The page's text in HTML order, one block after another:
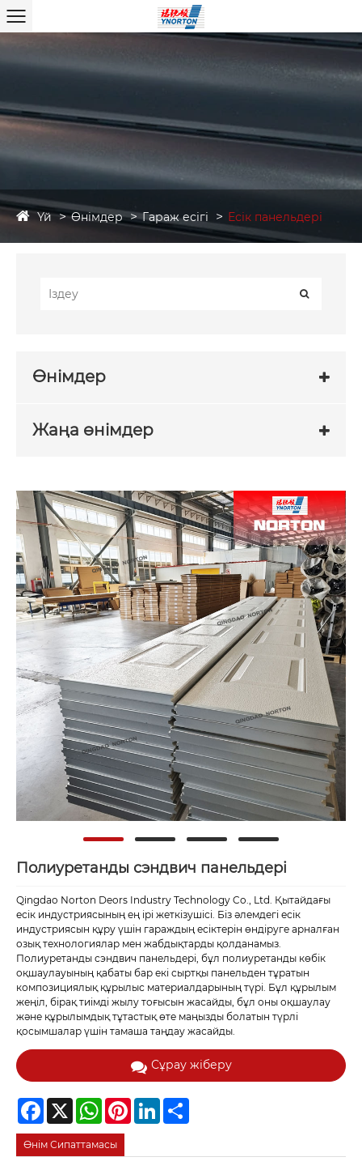
Үй Өнімдер Гараж есігі Есік панельдері
Өнімдер
Жаңа өнімдер
Полиуретанды сэндвич панельдері
Qingdao Norton Deors Industry Technology Co., Ltd. Қытайдағы
есік индустриясының ең ірі жеткізушісі. Біз әлемдегі есік
индустриясын құру үшін гараждың есіктерін өндіруге арналған
озық технологиялар мен жабдықтарды қолданамыз.
Полиуретанды сэндвич панельдері, бұл полиуретанды көбік
оқшаулауының қабаты бар екі сыртқы панельден тұратын
композициялық құрылыс материалдарының түрі. Бұл құрылым
жеңіл, бірақ тиімді жылу тоғысын жасайды, бұл оны оқшаулау
және құрылымдық тұтастық өте маңызды болатын түрлі
қосымшалар үшін тамаша таңдау жасайды.
Сұрау жіберу
Facebook
X WhatsAppPinterestLinkedIn
Өнім Сипаттамасы